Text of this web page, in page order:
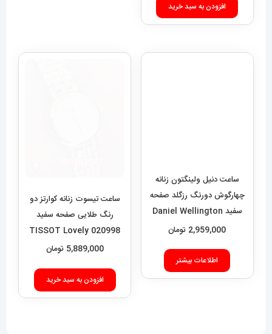
افزودن به سبد خرید
ساعت دنیل ولینگتون زنانه
چهارگوش دورنگ رزگلد صفحه
سفید Daniel Wellington
Quadro 423
2,959,000 تومان
اطلاعات بیشتر
ساعت تیسوت زنانه کوارتز دو
رنگ طلایی صفحه سفید
020998 TISSOT Lovely
5,889,000 تومان
افزودن به سبد خرید